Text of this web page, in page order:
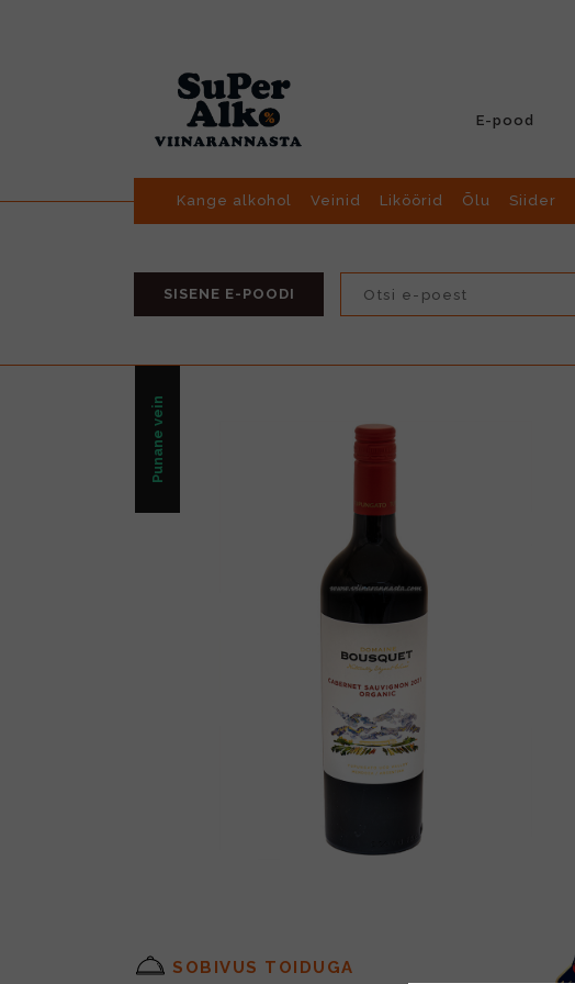
E-pood
Kange alkohol Veinid Liköörid Õlu Siider
SISENE E-POODI
Punane vein
SOBIVUS TOIDUGA